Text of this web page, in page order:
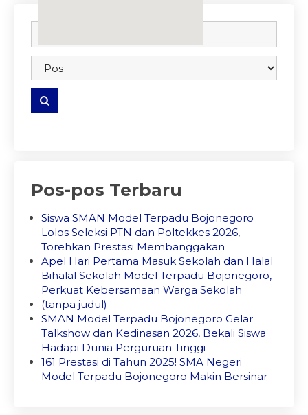
embedgooglemap.net
Pos-pos Terbaru
Siswa SMAN Model Terpadu Bojonegoro
Lolos Seleksi PTN dan Poltekkes 2026,
Torehkan Prestasi Membanggakan
Apel Hari Pertama Masuk Sekolah dan Halal
Bihalal Sekolah Model Terpadu Bojonegoro,
Perkuat Kebersamaan Warga Sekolah
(tanpa judul)
SMAN Model Terpadu Bojonegoro Gelar
Talkshow dan Kedinasan 2026, Bekali Siswa
Hadapi Dunia Perguruan Tinggi
161 Prestasi di Tahun 2025! SMA Negeri
Model Terpadu Bojonegoro Makin Bersinar